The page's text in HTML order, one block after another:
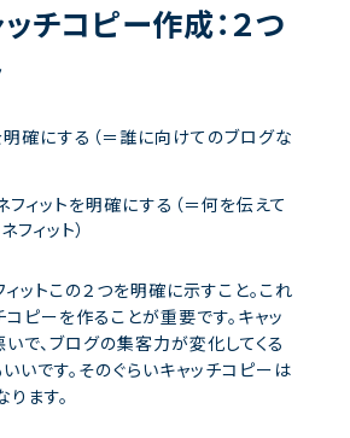
チコピー作成：２つ
明確にする（＝誰に向けてのブログな
ィットを明確にする（＝何を伝えて
フィット）
ットこの２つを明確に示すこと。これ
ピーを作ることが重要です。キャッ
で、ブログの集客力が変化してくる
いです。そのぐらいキャッチコピーは
ます。